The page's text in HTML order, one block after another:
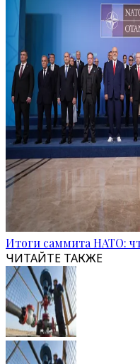
Итоги саммита НАТО:
ЧИТАЙТЕ ТАКЖЕ